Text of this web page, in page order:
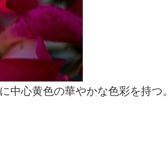
中心黄色の華やかな色彩を持つ。